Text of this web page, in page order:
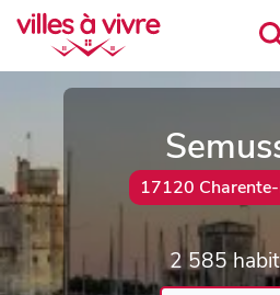
17120
2 585